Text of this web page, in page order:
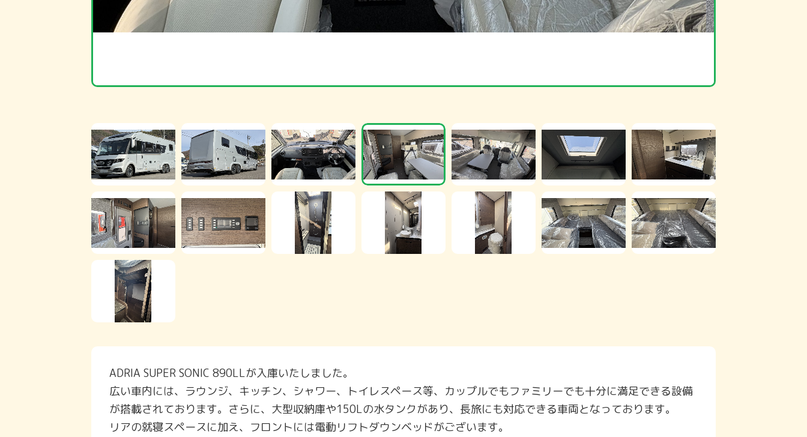
ADRIA SUPER SONIC 890LLが入庫いたしました。
広い車内には、ラウンジ、キッチン、シャワー、トイレスペース等、カップルでもファミリーでも十分に満足できる設備
が搭載されております。さらに、大型収納庫や150Lの水タンクがあり、長旅にも対応できる車両となっております。
リアの就寝スペースに加え、フロントには電動リフトダウンベッドがございます。